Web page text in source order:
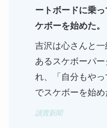
ートボードに乗
ケボーを始めた。
吉沢は心さんと
あるスケボーパ
れ、「自分もや
でスケボーを始め
讀賣新聞